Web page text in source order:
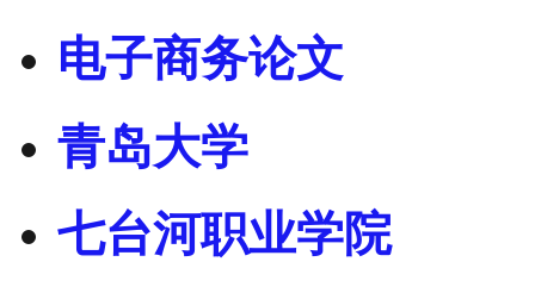
电子商务论文
青岛大学
七台河职业学院